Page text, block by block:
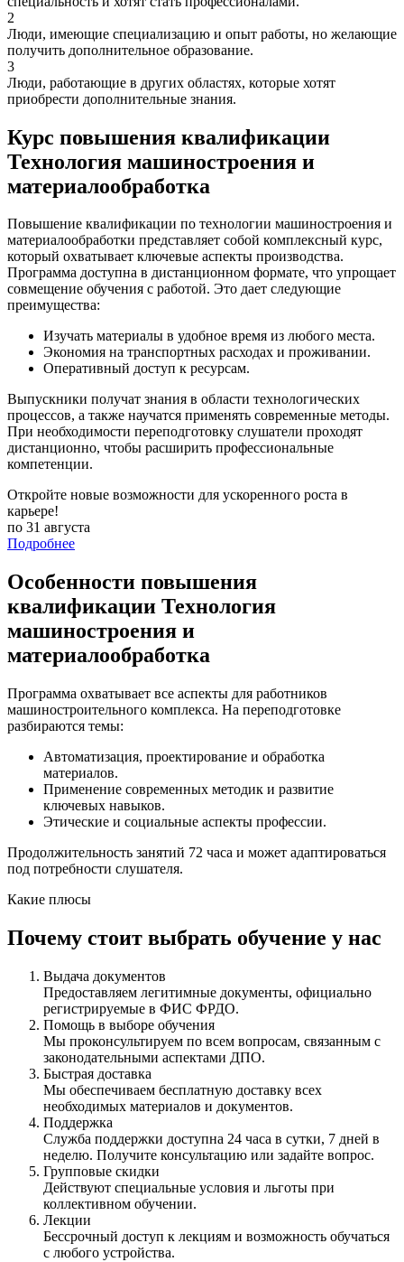
2
Люди, имеющие специализацию и опыт работы, но желающие
получить дополнительное образование.
3
Люди, работающие в других областях, которые хотят
приобрести дополнительные знания.
Курс повышения квалификации
Технология машиностроения и
материалообработка
Повышение квалификации по технологии машиностроения и
материалообработки представляет собой комплексный курс,
который охватывает ключевые аспекты производства.
Программа доступна в дистанционном формате, что упрощает
совмещение обучения с работой. Это дает следующие
преимущества:
Изучать материалы в удобное время из любого места.
Экономия на транспортных расходах и проживании.
Оперативный доступ к ресурсам.
Выпускники получат знания в области технологических
процессов, а также научатся применять современные методы.
При необходимости переподготовку слушатели проходят
дистанционно, чтобы расширить профессиональные
компетенции.
Откройте новые возможности для ускоренного роста в
карьере!
по 31 августа
Подробнее
Особенности повышения
квалификации Технология
машиностроения и
материалообработка
Программа охватывает все аспекты для работников
машиностроительного комплекса. На переподготовке
разбираются темы:
Автоматизация, проектирование и обработка
материалов.
Применение современных методик и развитие
ключевых навыков.
Этические и социальные аспекты профессии.
Продолжительность занятий 72 часа и может адаптироваться
под потребности слушателя.
Какие плюсы
Почему стоит выбрать обучение у нас
Выдача документов
Предоставляем легитимные документы, официально
регистрируемые в ФИС ФРДО.
Помощь в выборе обучения
Мы проконсультируем по всем вопросам, связанным с
законодательными аспектами ДПО.
Быстрая доставка
Мы обеспечиваем бесплатную доставку всех
необходимых материалов и документов.
Поддержка
Служба поддержки доступна 24 часа в сутки, 7 дней в
неделю. Получите консультацию или задайте вопрос.
Групповые скидки
Действуют специальные условия и льготы при
коллективном обучении.
Лекции
Бессрочный доступ к лекциям и возможность обучаться
с любого устройства.